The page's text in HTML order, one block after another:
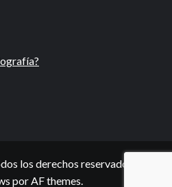
los derechos reservados.
por AF themes.